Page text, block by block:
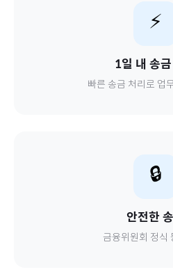
⚡
1일 내 송
빠른 송금 처리로 업
🔒
안전한
금융위원회 정식